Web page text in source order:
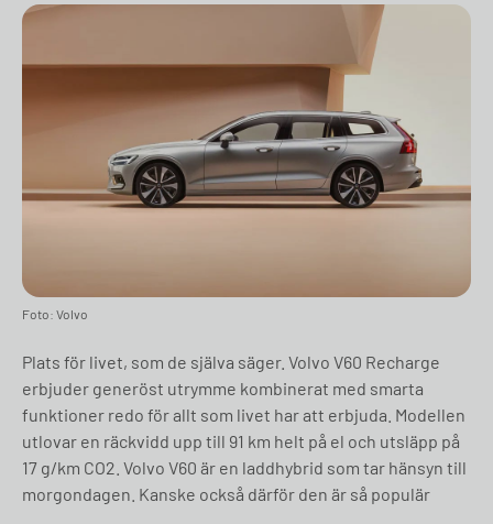
Foto: Volvo
Plats för livet, som de själva säger. Volvo V60 Recharge
erbjuder generöst utrymme kombinerat med smarta
funktioner redo för allt som livet har att erbjuda. Modellen
utlovar en räckvidd upp till 91 km helt på el och utsläpp på
17 g/km CO2. Volvo V60 är en laddhybrid som tar hänsyn till
morgondagen. Kanske också därför den är så populär